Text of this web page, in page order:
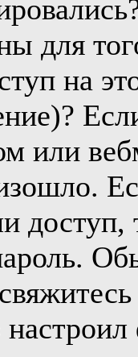
для
на
или
доступ,